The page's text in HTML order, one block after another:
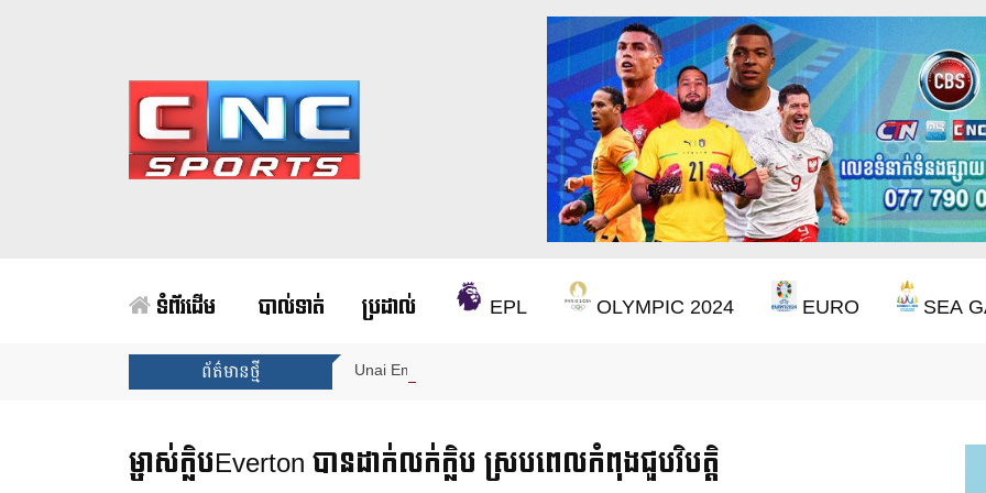
ទំព័រដើម បាល់ទាត់ ប្រដាល់ EPL OLYMPIC 2024 EURO SEA
ព័ត៌មានថ្មី Unai Emery សន្យាថានឹងឈ្នះពានរង្វាន់បន្ថែមទៀត បន្ទាប់ពី Aston Villa ឈ្នះពាន Europa League
ម្ចាស់ក្លិបEverton បានដាក់លក់ក្លិប ស្របពេលកំពុងជួបវិបត្តិ